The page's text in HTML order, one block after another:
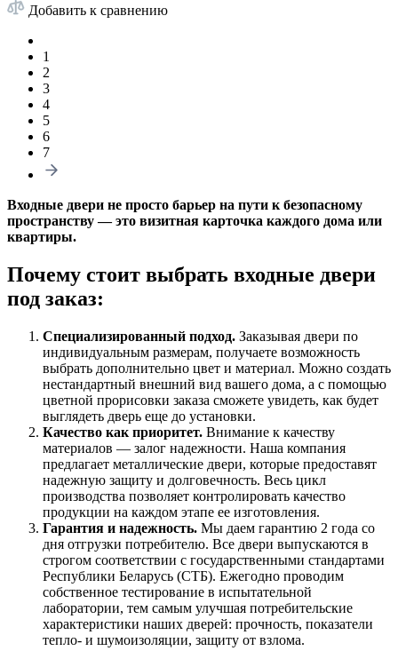
Добавить к сравнению
1
2
3
4
5
6
7
Входные двери не просто барьер на пути к безопасному
пространству — это визитная карточка каждого дома или
квартиры.
Почему стоит выбрать входные двери
под заказ:
Специализированный подход. Заказывая двери по
индивидуальным размерам, получаете возможность
выбрать дополнительно цвет и материал. Можно создать
нестандартный внешний вид вашего дома, а с помощью
цветной прорисовки заказа сможете увидеть, как будет
выглядеть дверь еще до установки.
Качество как приоритет. Внимание к качеству
материалов — залог надежности. Наша компания
предлагает металлические двери, которые предоставят
надежную защиту и долговечность. Весь цикл
производства позволяет контролировать качество
продукции на каждом этапе ее изготовления.
Гарантия и надежность. Мы даем гарантию 2 года со
дня отгрузки потребителю. Все двери выпускаются в
строгом соответствии с государственными стандартами
Республики Беларусь (СТБ). Ежегодно проводим
собственное тестирование в испытательной
лаборатории, тем самым улучшая потребительские
характеристики наших дверей: прочность, показатели
тепло- и шумоизоляции, защиту от взлома.